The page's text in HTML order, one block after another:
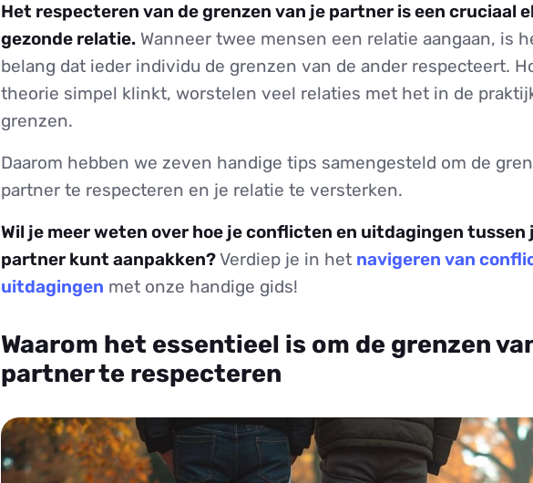
Het respecteren van de grenzen van je partner is een cruciaal
gezonde relatie. Wanneer twee mensen een relatie aangaan, is
belang dat ieder individu de grenzen van de ander respecteert.
theorie simpel klinkt, worstelen veel relaties met het in de
grenzen.
Daarom hebben we zeven handige tips samengesteld om de
partner te respecteren en je relatie te versterken.
Wil je meer weten over hoe je conflicten en uitdagingen tussen
partner kunt aanpakken?Verdiep je in het navigeren van
uitdagingen met onze handige gids!
Waarom het essentieel is om de grenzen
partner te respecteren